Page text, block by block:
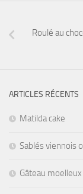
Roulé au
ARTICLES RÉCENTS
Matilda cake
Sablés viennois
Gâteau